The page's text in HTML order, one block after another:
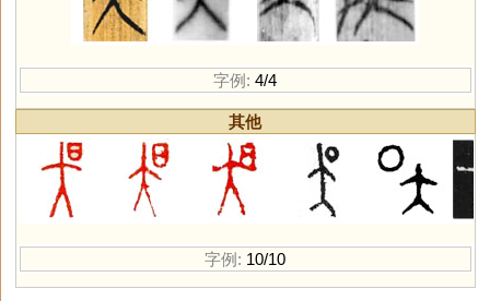
字例: 4/4
其他
字例: 10/10